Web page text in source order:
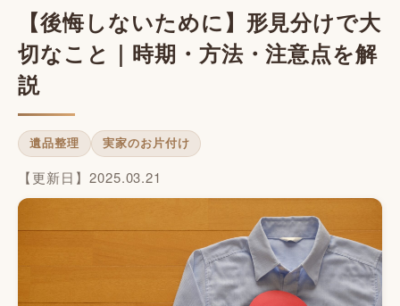
【後悔しないために】形見分けで大
切なこと｜時期・方法・注意点を解
説
遺品整理 実家のお片付け
【更新日】2025.03.21